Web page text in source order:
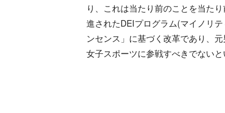
り、これは当たり前のことを当た
進されたDEIプログラム(マイノリ
ンセンス」に基づく改革であり、
女子スポーツに参戦すべきでない